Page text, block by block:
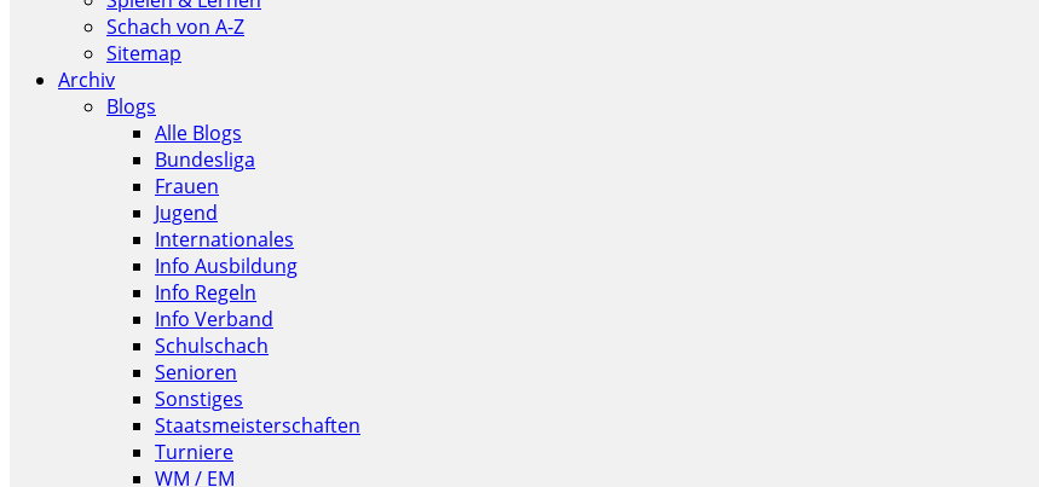
Schach von A-Z
Sitemap
Archiv
Blogs
Alle Blogs
Bundesliga
Frauen
Jugend
Internationales
Info Ausbildung
Info Regeln
Info Verband
Schulschach
Senioren
Sonstiges
Staatsmeisterschaften
Turniere
WM / EM